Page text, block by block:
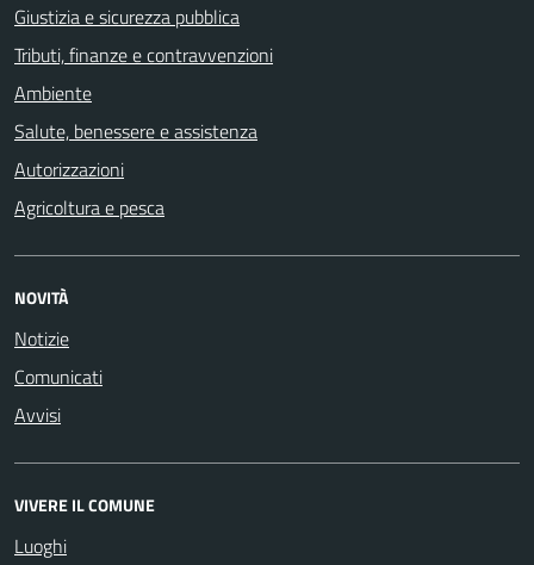
Giustizia e sicurezza pubblica
Tributi, finanze e contravvenzioni
Ambiente
Salute, benessere e assistenza
Autorizzazioni
Agricoltura e pesca
NOVITÀ
Notizie
Comunicati
Avvisi
VIVERE IL COMUNE
Luoghi